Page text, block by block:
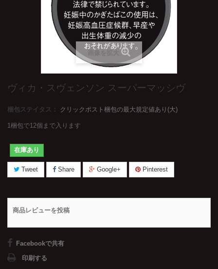
ヴィカ・スヴェンソン スーパーマッシヴ
梱包ステイタス： クリックポスト梱包の最大規定値あり(大)
1梱包で12個まで入ります
在庫あり
Tweet Share Google+ Pinterest
商品レビューを投稿
Facebookで共有
印刷する